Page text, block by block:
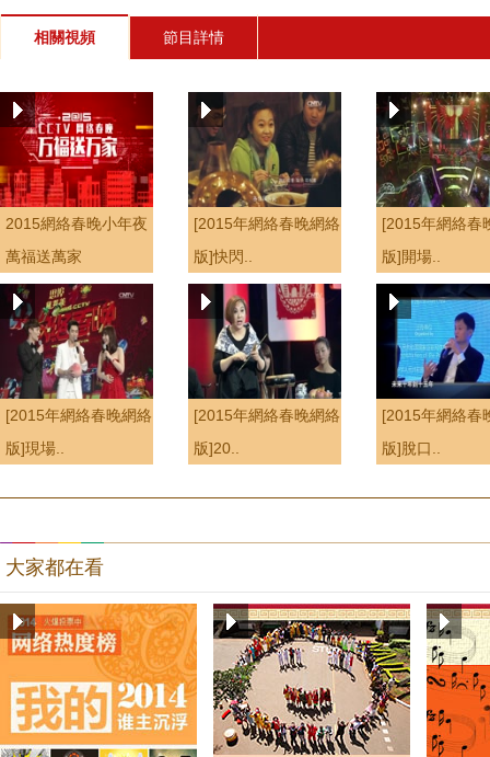
相關視頻 節目詳情
2015網絡春晚小年夜
萬福送萬家
[2015年網絡春晚網絡
版]快閃..
[2015年網絡春
版]開場..
[2015年網絡春晚網絡
版]現場..
[2015年網絡春晚網絡
版]20..
[2015年網絡春
版]脫口..
大家都在看